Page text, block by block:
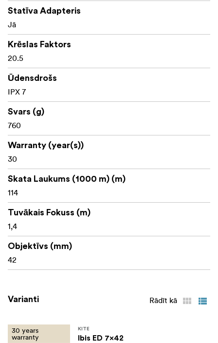
Statīva Adapteris
Jā
Krēslas Faktors
20.5
Ūdensdrošs
IPX 7
Svars (g)
760
Warranty (year(s))
30
Skata Laukums (1000 m) (m)
114
Tuvākais Fokuss (m)
1,4
Objektīvs (mm)
42
Varianti Rādīt kā
30 years
warranty
KITE
Ibis ED 7x42